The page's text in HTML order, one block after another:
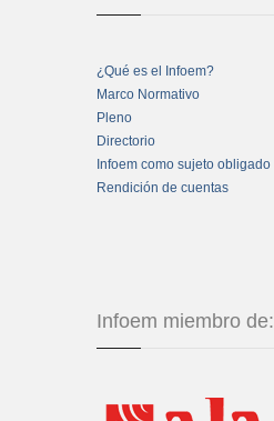
¿Qué es el Infoem?
Marco Normativo
Pleno
Directorio
Infoem como sujeto obligado
Rendición de cuentas
Infoem miembro de: